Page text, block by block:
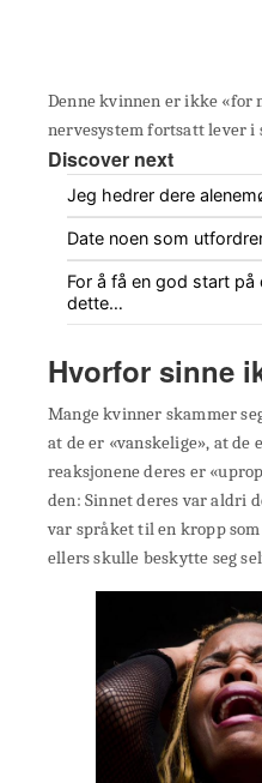
Denne kvinnen er ikke «for
nervesystem fortsatt lever i
Discover next
Jeg hedrer dere
Date noen som
For å få en god start
dette…
Hvorfor sinne
Mange kvinner skammer
at de er «vanskelige», at de
reaksjonene deres er
den: Sinnet deres var aldri
var språket til en kropp
ellers skulle beskytte seg